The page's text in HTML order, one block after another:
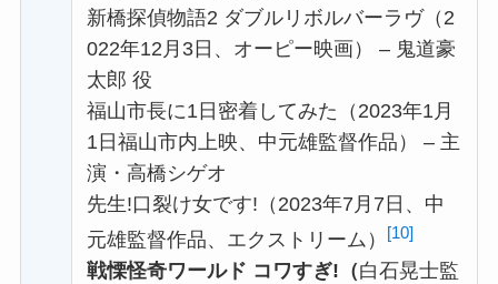
新橋探偵物語2 ダブルリボルバーラヴ（2
022年12月3日、オーピー映画） – 鬼道豪
太郎 役
福山市長に1日密着してみた（2023年1月
1日福山市内上映、中元雄監督作品） – 主
演・高橋シゲオ
先生!口裂け女です!（2023年7月7日、中
元雄監督作品、エクストリーム）
[10]
戦慄怪奇ワールド コワすぎ!（白石晃士監